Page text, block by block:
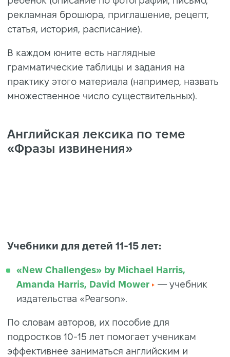
рекламная брошюра, приглашение, рецепт,
статья, история, расписание).
В каждом юните есть наглядные
грамматические таблицы и задания на
практику этого материала (например, назвать
множественное число существительных).
Английская лексика по теме
«Фразы извинения»
Учебники для детей 11-15 лет:
«New Challenges» by Michael Harris,
Amanda Harris, David Mower
— учебник
издательства «Pearson».
По словам авторов, их пособие для
подростков 10-15 лет помогает ученикам
эффективнее заниматься английским и